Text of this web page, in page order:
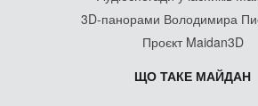
3D-панорами Володимира
Проєкт Maidan3D
ЩО ТАКЕ МАЙДАН